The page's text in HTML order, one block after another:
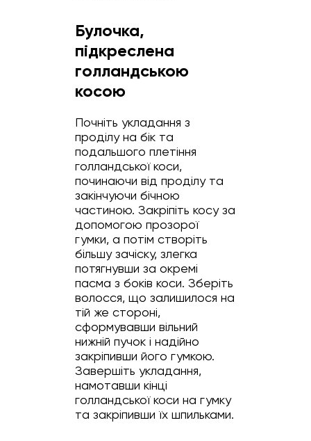
Булочка,
підкреслена
голландською
косою
Почніть укладання з
проділу на бік та
подальшого плетіння
голландської коси,
починаючи від проділу та
закінчуючи бічною
частиною. Закріпіть косу за
допомогою прозорої
гумки, а потім створіть
більшу зачіску, злегка
потягнувши за окремі
пасма з боків коси. Зберіть
волосся, що залишилося на
тій же стороні,
сформувавши вільний
нижній пучок і надійно
закріпивши його гумкою.
Завершіть укладання,
намотавши кінці
голландської коси на гумку
та закріпивши їх шпильками.